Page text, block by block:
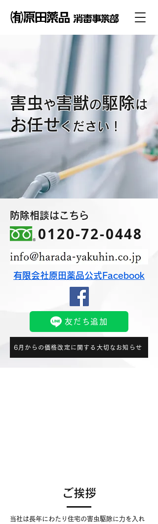
害虫や害獣の駆除は
お任せください！
防除相談はこちら
0120-72-0448
有限会社原田薬品公式Facebook
友だち追加
6月からの価格改定に関する大切なお知らせ
ご挨拶
当社は長年にわたり住宅の害虫駆除に力を入れ